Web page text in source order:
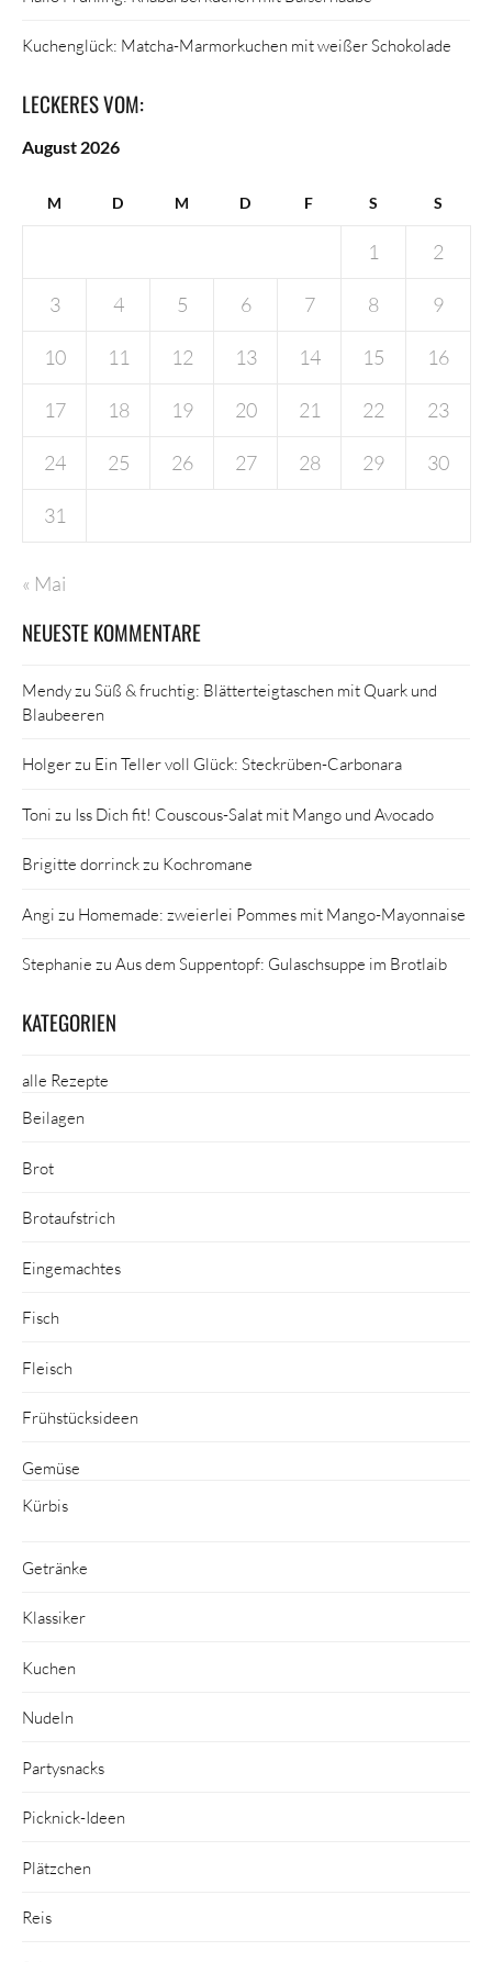
Kuchenglück: Matcha-Marmorkuchen mit weißer Schokolade
LECKERES VOM:
August 2026
M D M D F S S
1 2
3 4 5 6 7 8 9
10 11 12 13 14 15 16
17 18 19 20 21 22 23
24 25 26 27 28 29 30
31
« Mai
NEUESTE KOMMENTARE
Mendyzu Süß & fruchtig: Blätterteigtaschen mit Quark und
Blaubeeren
Holgerzu Ein Teller voll Glück: Steckrüben-Carbonara
Toni zu Iss Dich fit! Couscous-Salat mit Mango und Avocado
Brigitte dorrinckzu Kochromane
Angi zu Homemade: zweierlei Pommes mit Mango-Mayonnaise
Stephanie zu Aus dem Suppentopf: Gulaschsuppe im Brotlaib
KATEGORIEN
alle Rezepte
Beilagen
Brot
Brotaufstrich
Eingemachtes
Fisch
Fleisch
Frühstücksideen
Gemüse
Kürbis
Getränke
Klassiker
Kuchen
Nudeln
Partysnacks
Picknick-Ideen
Plätzchen
Reis